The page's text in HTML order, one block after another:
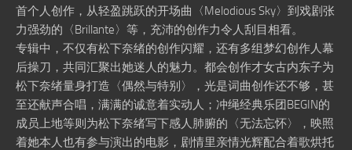
首个人创作，从轻盈跳跃的开场曲〈Melodious Sky〉到戏剧张
力强劲的〈Brillante〉等，充沛的创作力令人刮目相看。
专辑中，不仅有松下奈绪的创作闪耀，还有多组梦幻创作人幕
后操刀，共同汇聚出她迷人的魅力。都会创作才女古内东子为
松下奈绪量身打造〈偶然与特别〉，光是词曲创作还不够，甚
至还献声合唱，满满的诚意着实动人；冲绳经典乐团BEGIN的
成员上地等则为松下奈绪写下感人肺腑的〈无法忘怀〉，映照
着她本人也有参与演出的电影，剧情里亲情光辉配合着歌烘托